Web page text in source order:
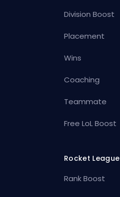
Division Boost
Placement
Wins
Coaching
Teammate
Free LoL Boost
Rocket League
Rank Boost